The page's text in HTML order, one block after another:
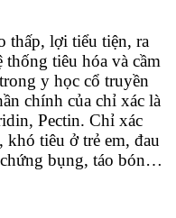
thấp, lợi tiểu tiện, ra
thống tiêu hóa và cầm
y học cổ truyền
chính của chỉ xác là
Pectin. Chỉ xác
tiêu ở trẻ em, đau
bụng, táo bón…